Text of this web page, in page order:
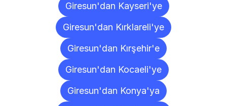
Giresun'dan Kayseri'ye
Giresun'dan Kırklareli'ye
Giresun'dan Kırşehir'e
Giresun'dan Kocaeli'ye
Giresun'dan Konya'ya